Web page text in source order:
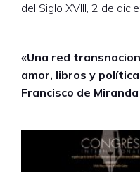
del Siglo XVIII, 2 de
«Una red
amor, libros y
Francisco de